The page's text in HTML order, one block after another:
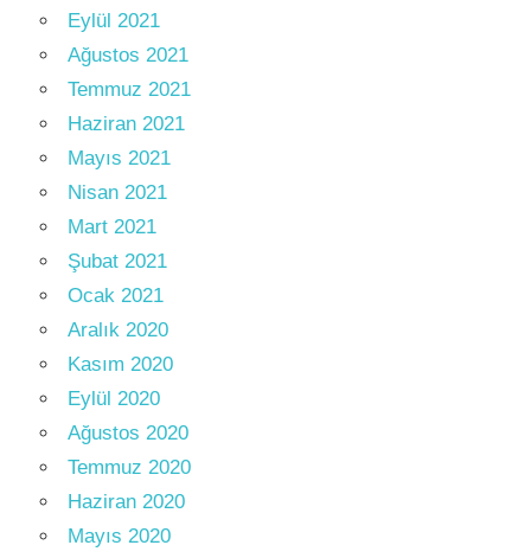
Eylül 2021
Ağustos 2021
Temmuz 2021
Haziran 2021
Mayıs 2021
Nisan 2021
Mart 2021
Şubat 2021
Ocak 2021
Aralık 2020
Kasım 2020
Eylül 2020
Ağustos 2020
Temmuz 2020
Haziran 2020
Mayıs 2020